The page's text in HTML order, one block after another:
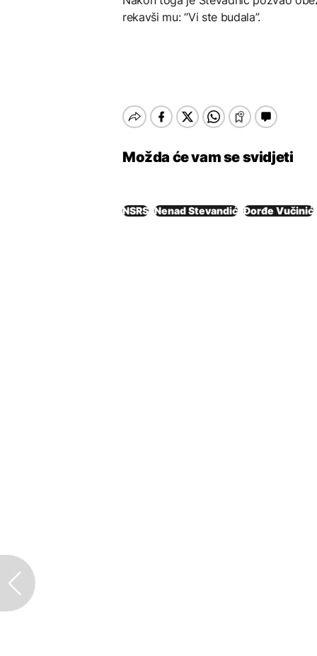
rekavši mu: “Vi ste budala”.
Možda će vam se svidjeti
NSRS Nenad Stevandić Đorđe Vučinić